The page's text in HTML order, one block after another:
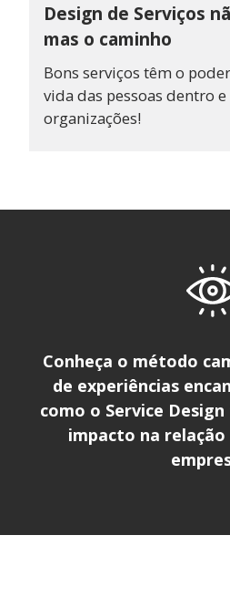
Design de Serviços
mas o caminho
Bons serviços têm o
vida das pessoas dentro
organizações!
Conheça o método
de experiências
como o Service
impacto na